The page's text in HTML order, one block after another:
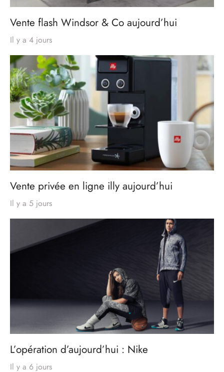
Vente flash Windsor & Co aujourd’hui
Il y a 4 jours
Vente privée en ligne illy aujourd’hui
Il y a 5 jours
L’opération d’aujourd’hui : Nike
Il y a 6 jours